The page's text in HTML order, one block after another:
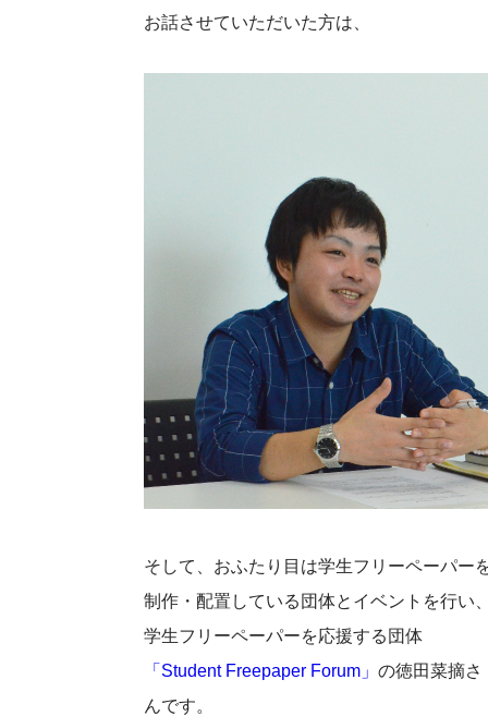
お話させていただいた方は、
そして、おふたり目は学生フリーペーパー
制作・配置している団体とイベントを行い
学生フリーペーパーを応援する団体
「Student Freepaper Forum」 の徳田菜摘さ
んです。